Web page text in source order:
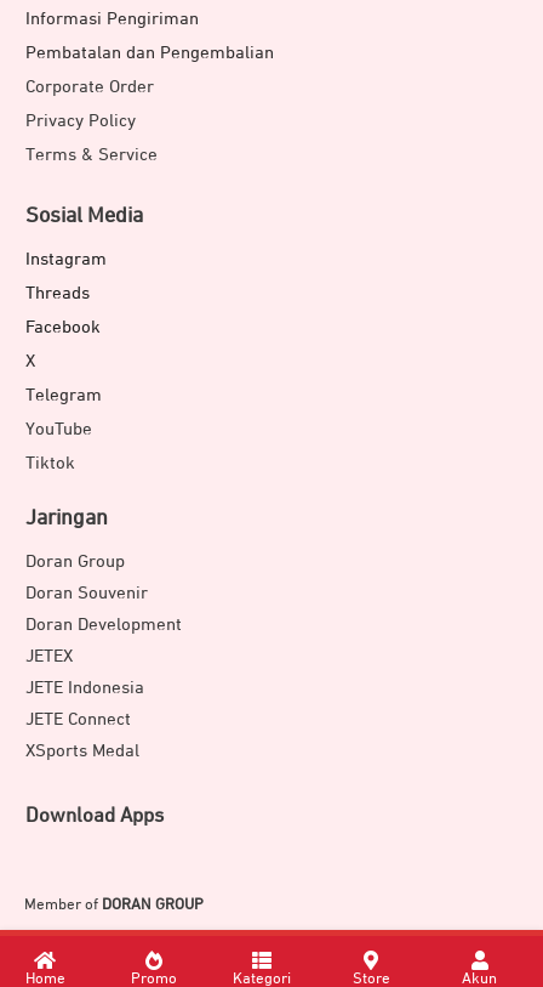
Informasi Pengiriman
Pembatalan dan Pengembalian
Corporate Order
Privacy Policy
Terms & Service
Sosial Media
Instagram
Threads
Facebook
X
Telegram
YouTube
Tiktok
Jaringan
Doran Group
Doran Souvenir
Doran Development
JETEX
JETE Indonesia
JETE Connect
XSports Medal
Download Apps
Member of DORAN GROUP
Home Promo Kategori Store Akun